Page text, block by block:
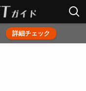
詳細チェック